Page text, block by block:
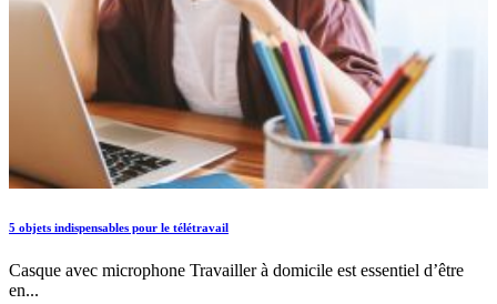
5 objets indispensables pour le télétravail
Casque avec microphone Travailler à domicile est essentiel d’être
en...